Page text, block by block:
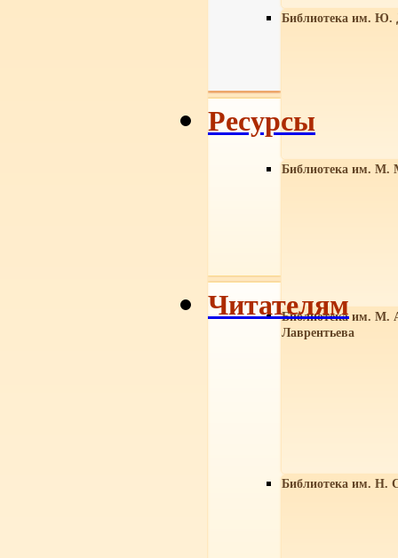
Библиотека им. Ю.
Библиотека им. М.
Библиотека им. М.
Лаврентьева
Библиотека им. Н.
Ресурсы
Читателям